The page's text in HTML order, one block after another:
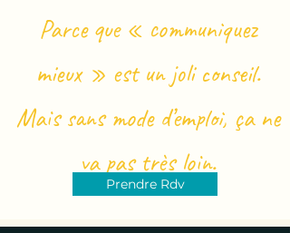
Parce que « communiquez
mieux » est un joli conseil.
Mais sans mode d’emploi, ça ne
va pas très loin.
Prendre Rdv